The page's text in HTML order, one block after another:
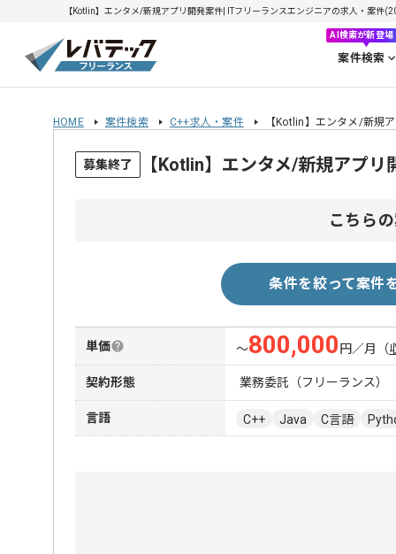
【Kotlin】エンタメ/新規アプリ開発案件| ITフリーランスエンジニアの求人・案件
AI検索が新登場
案件検索
HOME 案件検索 C++求人・案件 【Kotlin】エンタメ/新規
募集終了 【Kotlin】エンタメ/新規アプ
こちら
条件を絞って案件
単価 〜800,000 円／月 （
契約形態 業務委託（フリーランス）
言語 C++ Java C言語